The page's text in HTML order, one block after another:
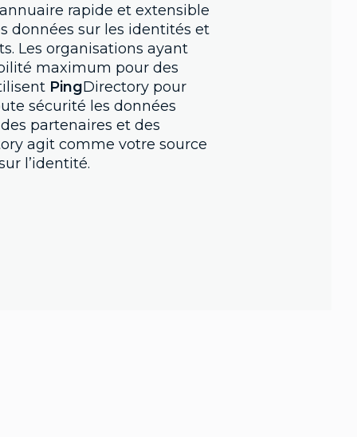
rapide et extensible
données sur les identités et
Les organisations ayant
maximum pour des
PingDirectory pour
sécurité les données
partenaires et des
agit comme votre source
l’identité.